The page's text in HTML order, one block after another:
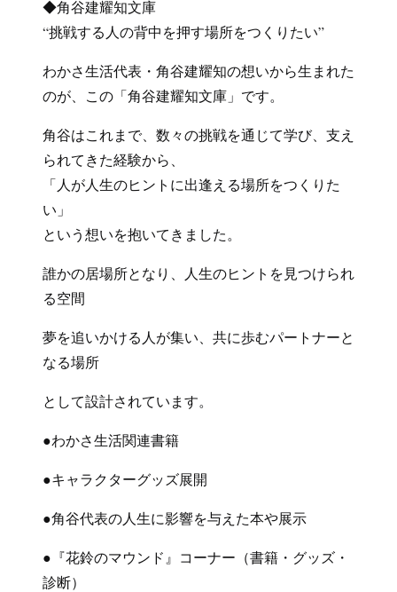
◆角谷建耀知文庫
“挑戦する人の背中を押す場所をつくりたい”
わかさ生活代表・角谷建耀知の想いから生まれた
のが、この「角谷建耀知文庫」です。
角谷はこれまで、数々の挑戦を通じて学び、支え
られてきた経験から、
「人が人生のヒントに出逢える場所をつくりた
い」
という想いを抱いてきました。
誰かの居場所となり、人生のヒントを見つけられ
る空間
夢を追いかける人が集い、共に歩むパートナーと
なる場所
として設計されています。
●わかさ生活関連書籍
●キャラクターグッズ展開
●角谷代表の人生に影響を与えた本や展示
●『花鈴のマウンド』コーナー（書籍・グッズ・
診断）